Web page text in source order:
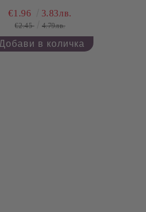
€1.96 3.83лв.
€2.45 4.79лв.